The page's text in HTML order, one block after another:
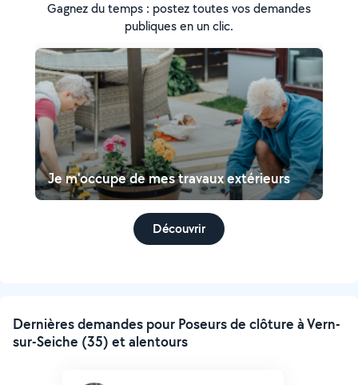
Gagnez du temps : postez toutes vos demandes
publiques en un clic.
Je m'occupe de mes travaux extérieurs
Découvrir
Dernières demandes pour Poseurs de clôture à Vern-
sur-Seiche (35) et alentours